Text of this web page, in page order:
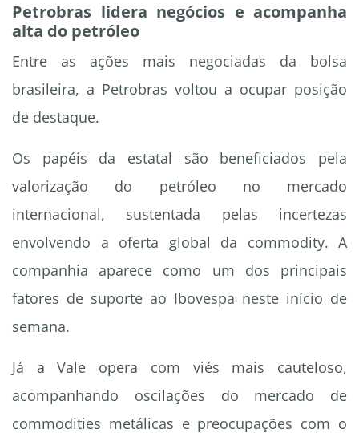
Petrobras lidera negócios e acompanha
alta do petróleo
Entre as ações mais negociadas da bolsa
brasileira, a Petrobras voltou a ocupar posição
de destaque.
Os papéis da estatal são beneficiados pela
valorização do petróleo no mercado
internacional, sustentada pelas incertezas
envolvendo a oferta global da commodity. A
companhia aparece como um dos principais
fatores de suporte ao Ibovespa neste início de
semana.
Já a Vale opera com viés mais cauteloso,
acompanhando oscilações do mercado de
commodities metálicas e preocupações com o